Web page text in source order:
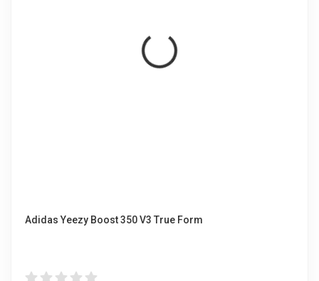
Adidas Yeezy Boost 350 V3 True Form